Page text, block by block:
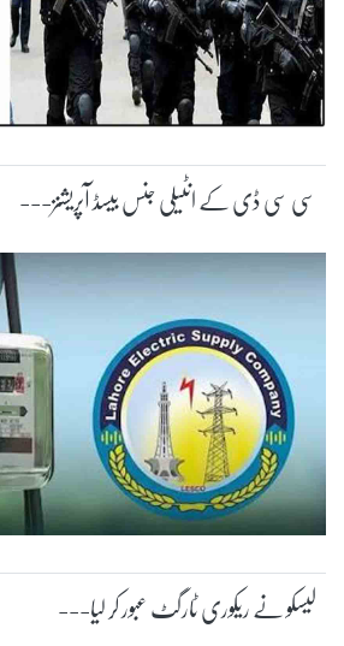
سی سی ڈی کے انٹیلی جنس بیسڈ آپریشنز---
لیسکو نے ریکوری ٹارگٹ عبور کر لیا---